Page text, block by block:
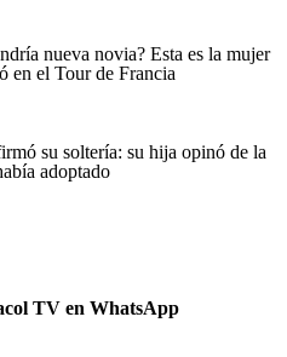
nueva novia? Esta es la mujer
en el Tour de Francia
su soltería: su hija opinó de la
adoptado
TV en WhatsApp